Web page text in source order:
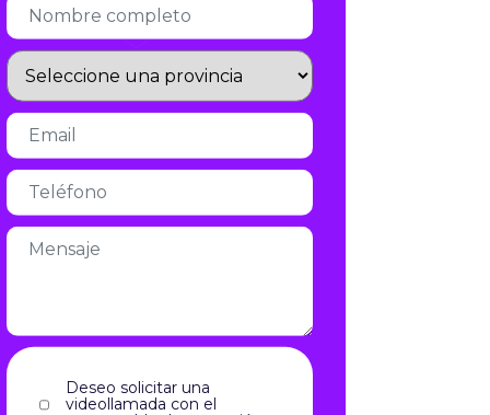
Deseo solicitar una
videollamada con el